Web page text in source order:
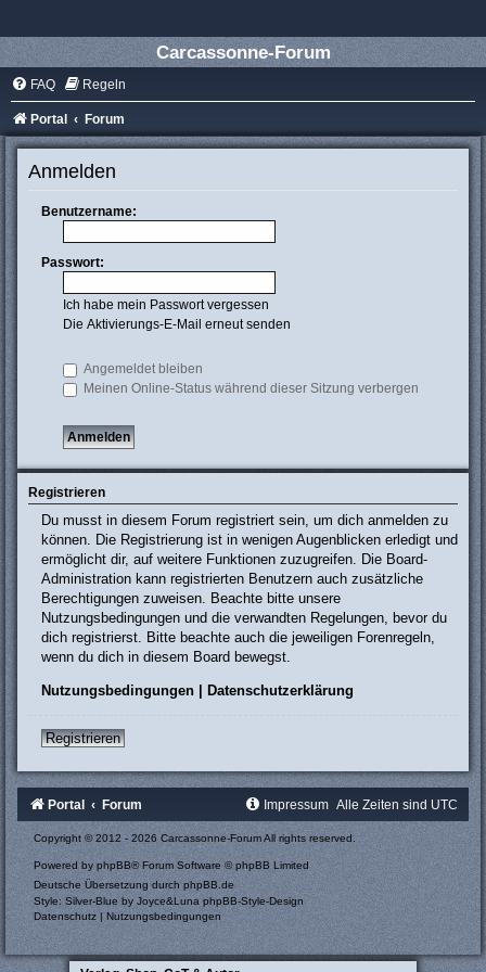
Carcassonne-Forum
FAQ Regeln
Portal Forum
Anmelden
Benutzername:
Passwort:
Ich habe mein Passwort vergessen
Die Aktivierungs-E-Mail erneut senden
Angemeldet bleiben
Meinen Online-Status während dieser Sitzung verbergen
Registrieren
Du musst in diesem Forum registriert sein, um dich anmelden zu
können. Die Registrierung ist in wenigen Augenblicken erledigt und
ermöglicht dir, auf weitere Funktionen zuzugreifen. Die Board-
Administration kann registrierten Benutzern auch zusätzliche
Berechtigungen zuweisen. Beachte bitte unsere
Nutzungsbedingungen und die verwandten Regelungen, bevor du
dich registrierst. Bitte beachte auch die jeweiligen Forenregeln,
wenn du dich in diesem Board bewegst.
Nutzungsbedingungen Datenschutzerklärung
Registrieren
Portal Forum Alle Zeiten sind UTC
Impressum
Copyright © 2012 - 2026 Carcassonne-Forum All rights reserved.
Powered byphpBB® Forum Software © phpBB Limited
Deutsche Übersetzung durch phpBB.de
Style: Silver-Blue by Joyce&Luna phpBB-Style-Design
Datenschutz
Nutzungsbedingungen